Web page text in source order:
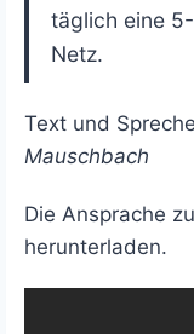
täglich eine
Netz.
Text und
Mauschbach
Die Ansprache
herunterladen.